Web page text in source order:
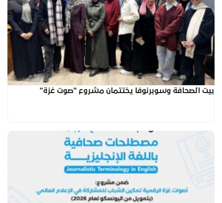
بيت الصحافة وسوبرنوفا يختتمان مشروع "صوت غزة"